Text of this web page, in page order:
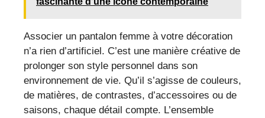
Associer un pantalon femme à votre décoration
n’a rien d’artificiel. C’est une manière créative de
prolonger son style personnel dans son
environnement de vie. Qu’il s’agisse de couleurs,
de matières, de contrastes, d’accessoires ou de
saisons, chaque détail compte. L’ensemble